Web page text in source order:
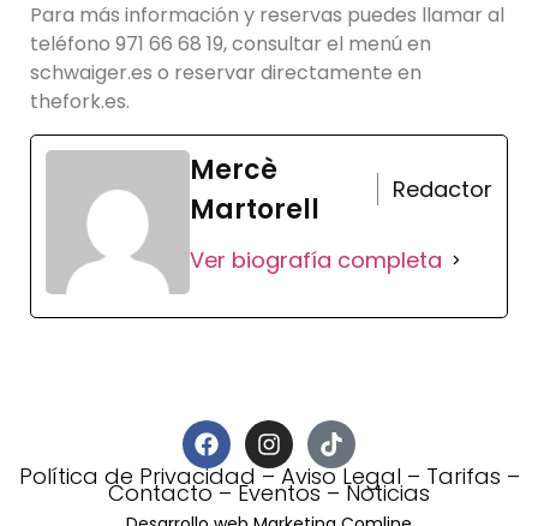
Para más información y reservas puedes llamar al
teléfono 971 66 68 19, consultar el menú en
schwaiger.es o reservar directamente en
thefork.es.
Mercè
Martorell
Redactor
Ver biografía completa
Política de Privacidad–Aviso Legal – Tarifas –
Contacto–Eventos–Noticias